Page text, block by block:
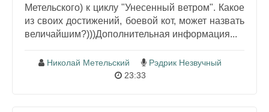
Метельского) к циклу "Унесенный ветром". Какое
из своих достижений, боевой кот, может назвать
величайшим?)))Дополнительная информация...
Николай Метельский
Рэдрик Незвучный
23:33